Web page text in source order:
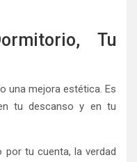
Tu
una mejora estética. Es
tu descanso y en tu
por tu cuenta, la verdad